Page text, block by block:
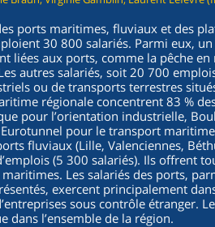
ports maritimes, fluviaux et des
30 800 salariés. Parmi eux,
liées aux ports, comme la pêche
autres salariés, soit 20 700
ou de transports terrestres
régionale concentrent 83 %
pour l’orientation industrielle,
Eurotunnel pour le transport
fluviaux (Lille, Valenciennes,
(5 300 salariés). Ils offrent
Les salariés des ports,
exercent principalement
sous contrôle étranger.
dans l’ensemble de la région.